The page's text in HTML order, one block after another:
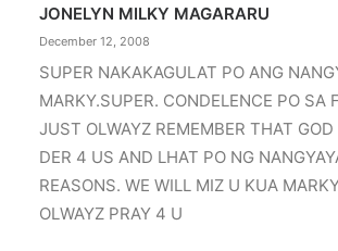
JONELYN MILKY MAGARARU
December 12, 2008
SUPER NAKAKAGULAT PO ANG
MARKY.SUPER. CONDELENCE PO SA
JUST OLWAYZ REMEMBER THAT GOD
DER 4 US AND LHAT PO NG
REASONS. WE WILL MIZ U KUA
OLWAYZ PRAY 4 U